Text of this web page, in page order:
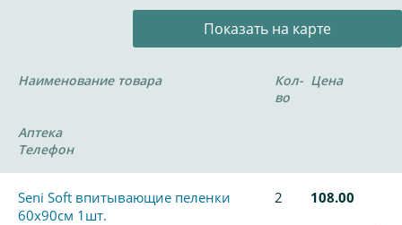
Показать на карте
Наименование товара
Кол-
во
Цена
Аптека
Телефон
Seni Soft впитывающие пеленки
60х90см 1шт.
2 108.00